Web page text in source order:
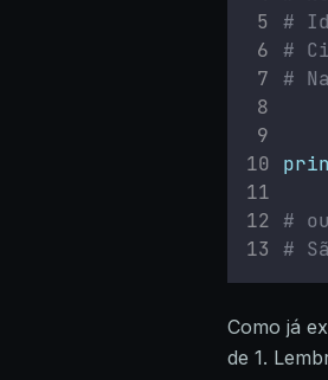
#
#
#
#
#
Como já
de 1.